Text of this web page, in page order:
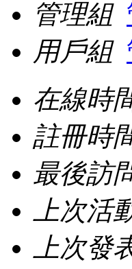
管理組
用戶組
在線時
註冊時
最後訪
上次活
上次發